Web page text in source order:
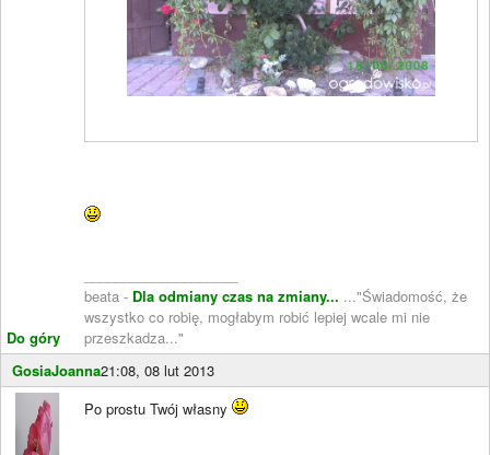
Do góry
beata - Dla odmiany czas na zmiany... ..."Świadomość, że
wszystko co robię, mogłabym robić lepiej wcale mi nie
przeszkadza..."
GosiaJoanna21:08, 08 lut 2013
Po prostu Twój własny